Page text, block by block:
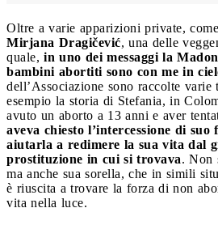
Oltre a varie apparizioni private,
Mirjana Dragičević, una delle
quale, in uno dei messaggi la
bambini abortiti sono con me in
dell’Associazione sono raccolte varie
esempio la storia di Stefania, in
avuto un aborto a 13 anni e aver
aveva chiesto l’intercessione di
aiutarla a redimere la sua vita dal
prostituzione in cui si trovava. Non
ma anche sua sorella, che in simili
è riuscita a trovare la forza di non
vita nella luce.